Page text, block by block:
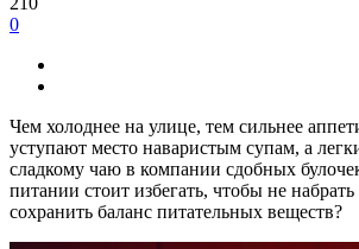
0
Чем холоднее на улице, тем сильнее
уступают место наваристым супам, а
сладкому чаю в компании сдобных
питании стоит избегать, чтобы не
сохранить баланс питательных веществ?